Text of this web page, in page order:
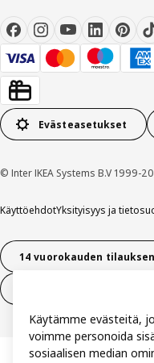
Evästeasetukset
© Inter IKEA Systems B.V 1999-
KäyttöehdotYksityisyys ja
14 vuorokauden
Käytämme evästeitä,
voimme personoida
sosiaalisen median